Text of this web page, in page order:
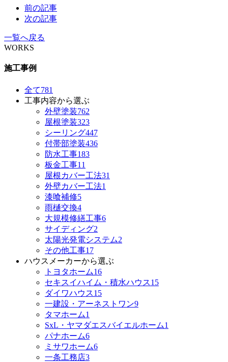
前の記事
次の記事
一覧へ戻る
WORKS
施工事例
全て781
工事内容から選ぶ
外壁塗装762
屋根塗装323
シーリング447
付帯部塗装436
防水工事183
板金工事11
屋根カバー工法31
外壁カバー工法1
漆喰補修5
雨樋交換4
大規模修繕工事6
サイディング2
太陽光発電システム2
その他工事17
ハウスメーカーから選ぶ
トヨタホーム16
セキスイハイム・積水ハウス15
ダイワハウス15
一建設・アーネストワン9
タマホーム1
SxL・ヤマダエスバイエルホーム1
パナホーム6
ミサワホーム6
一条工務店3